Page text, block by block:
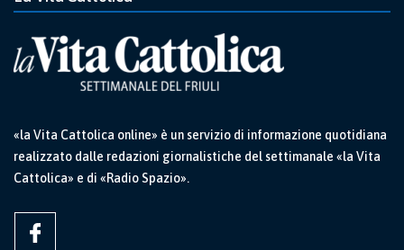
«la Vita Cattolica online» è un servizio di informazione quotidiana
realizzato dalle redazioni giornalistiche del settimanale «la Vita
Cattolica» e di «Radio Spazio».